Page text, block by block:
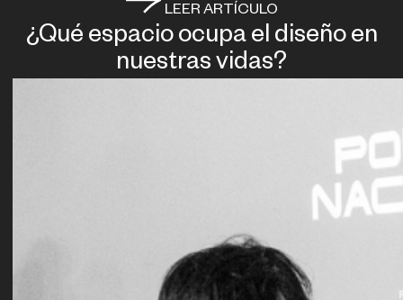
LEER ARTÍCULO
¿Qué espacio ocupa el diseño en
nuestras vidas?